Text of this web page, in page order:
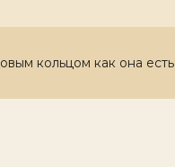
кольцом как она есть